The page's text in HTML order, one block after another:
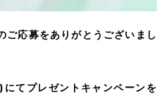
ご応募をありがとうございまし
てプレゼントキャンペーンを